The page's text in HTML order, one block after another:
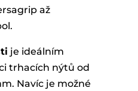
až
je ideálním
trhacích nýtů od
Navíc je možné